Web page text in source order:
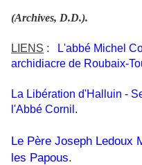
(Archives, D.D.).
LIENS :
L'abbé Michel
archidiacre de Roubaix-
La Libération d'Halluin -
l'Abbé Cornil.
Le Père Joseph Ledoux
les Papous.